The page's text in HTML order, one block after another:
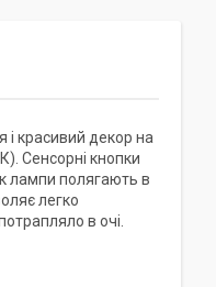
і красивий декор на
Сенсорні кнопки
лампи полягають в
легко
в очі.